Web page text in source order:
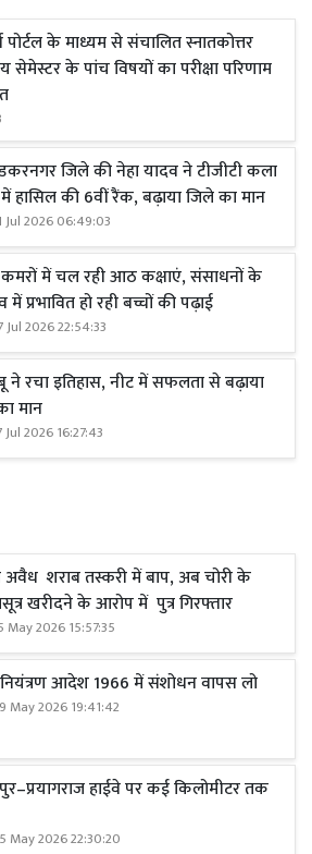
पोर्टल के माध्यम से संचालित स्नातकोत्तर
सेमेस्टर के पांच विषयों का परीक्षा परिणाम
जिले की नेहा यादव ने टीजीटी कला
में हासिल की 6वीं रैंक, बढ़ाया जिले का मान
Jul 2026 06:49:03
में चल रही आठ कक्षाएं, संसाधनों के
में प्रभावित हो रही बच्चों की पढ़ाई
Jul 2026 22:54:33
रचा इतिहास, नीट में सफलता से बढ़ाया
मान
Jul 2026 16:27:43
शराब तस्करी में बाप, अब चोरी के
खरीदने के आरोप में पुत्र गिरफ्तार
May 2026 15:57:35
नियंत्रण आदेश 1966 में संशोधन वापस लो
May 2026 19:41:42
हाईवे पर कई किलोमीटर तक
May 2026 22:30:20